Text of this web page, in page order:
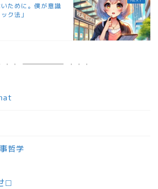
ために。僕が意識
ク法」
哲学
⬜︎